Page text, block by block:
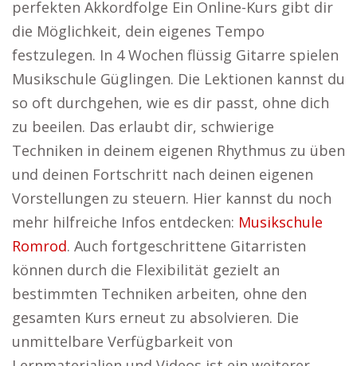
perfekten Akkordfolge Ein Online-Kurs gibt dir
die Möglichkeit, dein eigenes Tempo
festzulegen. In 4 Wochen flüssig Gitarre spielen
Musikschule Güglingen. Die Lektionen kannst du
so oft durchgehen, wie es dir passt, ohne dich
zu beeilen. Das erlaubt dir, schwierige
Techniken in deinem eigenen Rhythmus zu üben
und deinen Fortschritt nach deinen eigenen
Vorstellungen zu steuern. Hier kannst du noch
mehr hilfreiche Infos entdecken: Musikschule
Romrod. Auch fortgeschrittene Gitarristen
können durch die Flexibilität gezielt an
bestimmten Techniken arbeiten, ohne den
gesamten Kurs erneut zu absolvieren. Die
unmittelbare Verfügbarkeit von